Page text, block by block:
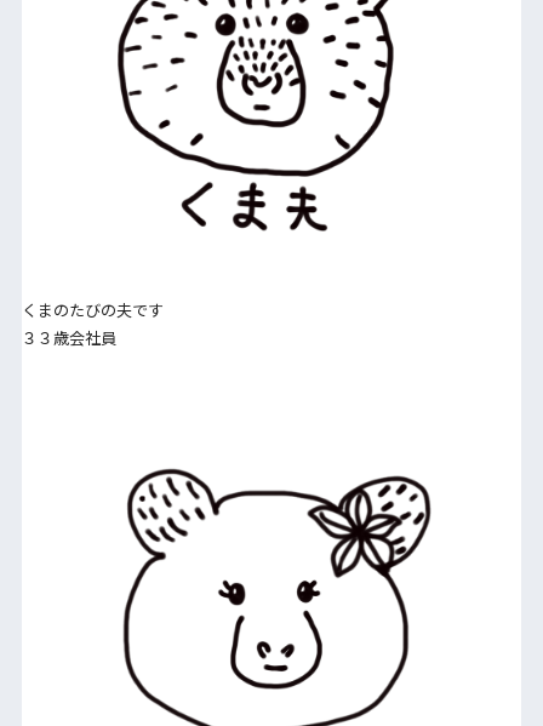
くまのたびの夫です
３３歳会社員